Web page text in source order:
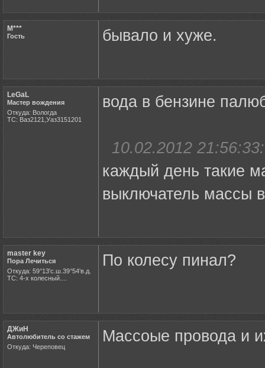
M***
Гость бывало и хуже.
LeGaL
Мастер вождения
Откуда: Вологда
ТС: Ваз2121,Уаз3151201
вода в бензине
10.02.2012 21:56:33:
каждый день такие
выключатель массы
master key
Пора Лечиться
Откуда: 59°13'с.ш.39°54'в.д.
ТС: 4-х колесный....
По колесу пинал?
ДЖиН
Автолюбитель со стажем
Откуда: Череповец
Массоые провода и